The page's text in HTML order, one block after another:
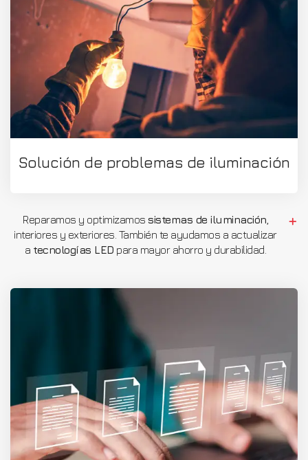
Solución de problemas de iluminación
Reparamos y optimizamos sistemas de iluminación
interiores y exteriores. También te ayudamos a actualizar
a tecnologías LED para mayor ahorro y durabilidad.